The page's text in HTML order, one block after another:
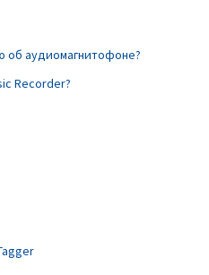
об аудиомагнитофоне?
Recorder?